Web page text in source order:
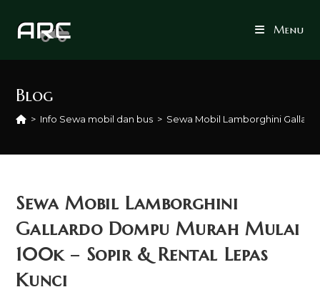
Menu
Blog
> Info Sewa mobil dan bus > Sewa Mobil Lamborghini
Sewa Mobil Lamborghini
Gallardo Dompu Murah Mulai
100k – Sopir & Rental Lepas
Kunci